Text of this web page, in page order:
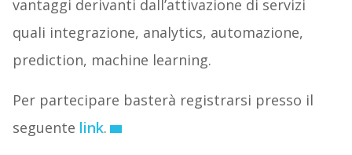
vantaggi derivanti dall’attivazione di servizi
quali integrazione, analytics, automazione,
prediction, machine learning.
Per partecipare basterà registrarsi presso il
seguente link.